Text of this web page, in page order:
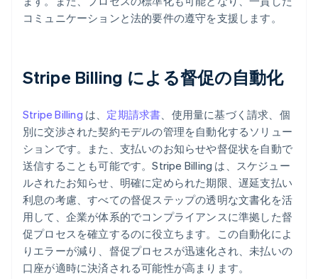
コミュニケーションと法的要件の遵守を支援します。
Stripe Billing による督促の自動化
Stripe Billing は、 定期請求書、使用量に基づく請求、個
別に交渉された契約モデルの管理を自動化するソリュー
ションです。また、支払いのお知らせや督促状を自動で
送信することも可能です。Stripe Billing は、スケジュー
ルされたお知らせ、明確に定められた期限、遅延支払い
利息の考慮、すべての督促ステップの透明な文書化を活
用して、企業が体系的でコンプライアンスに準拠した督
促プロセスを確立するのに役立ちます。この自動化によ
りエラーが減り、督促プロセスが迅速化され、未払いの
口座が適時に決済される可能性が高まります。